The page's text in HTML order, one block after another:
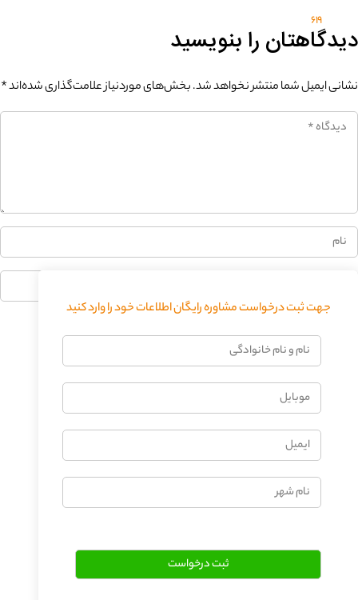
619
دیدگاهتان را بنویسید
نشانی ایمیل شما منتشر نخواهد شد.بخش‌های موردنیاز علامت‌گذاری شده‌اند*
جهت ثبت درخواست مشاوره رایگان اطلاعات خود را وارد کنید
نام
و
خانوادگی
موبایل
ایمیل
نام
شهر